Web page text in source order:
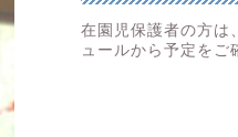
在園児保護者の方は
ュールから予定をご